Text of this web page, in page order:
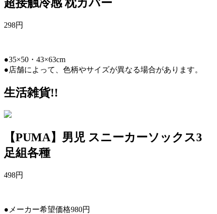
超接触冷感 枕カバー
298円
●35×50・43×63cm
●店舗によって、色柄やサイズが異なる場合があります。
生活雑貨!!
【PUMA】男児 スニーカーソックス3
足組各種
498円
●メーカー希望価格980円